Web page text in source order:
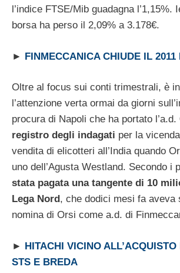
l’indice FTSE/Mib guadagna l’1,15%.
borsa ha perso il 2,09% a 3.178€.
► FINMECCANICA CHIUDE IL 2011
Oltre al focus sui conti trimestrali, è
l’attenzione verta ormai da giorni
procura di Napoli che ha portato l’a.d.
registro degli indagati per la
vendita di elicotteri all’India quando
uno dell’Agusta Westland. Secondo i
stata pagata una tangente di 10
Lega Nord , che dodici mesi fa aveva
nomina di Orsi come a.d. di
► HITACHI VICINO
STS E BREDA